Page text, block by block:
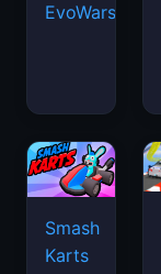
EvoWars.io
Smash
Karts